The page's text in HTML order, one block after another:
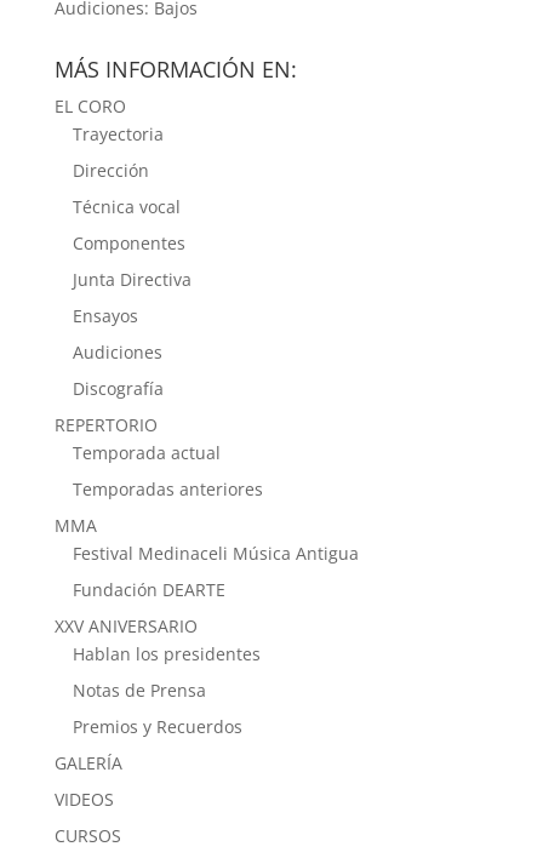
Audiciones: Bajos
MÁS INFORMACIÓN EN:
EL CORO
Trayectoria
Dirección
Técnica vocal
Componentes
Junta Directiva
Ensayos
Audiciones
Discografía
REPERTORIO
Temporada actual
Temporadas anteriores
MMA
Festival Medinaceli Música Antigua
Fundación DEARTE
XXV ANIVERSARIO
Hablan los presidentes
Notas de Prensa
Premios y Recuerdos
GALERÍA
VIDEOS
CURSOS